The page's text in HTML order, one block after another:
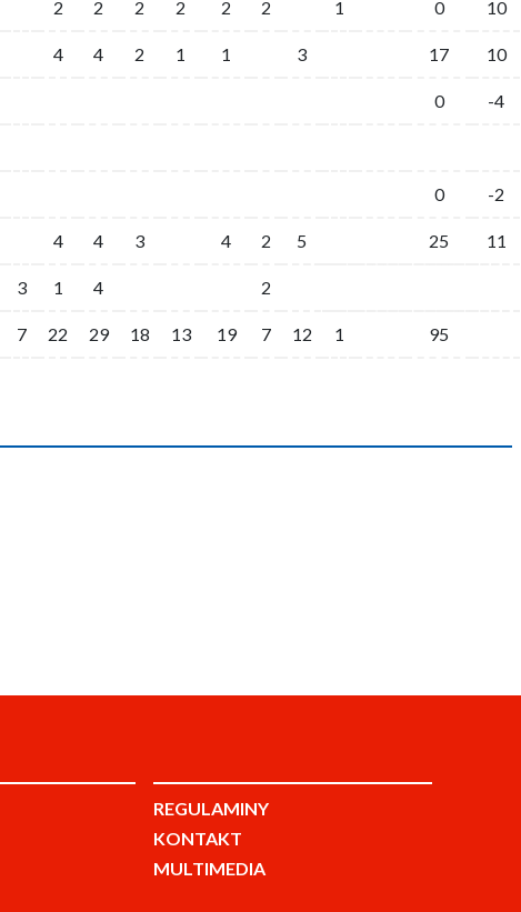
2 2 2 2 2 2 1 0 10
4 4 2 1 1 3 17 10
0 -4
0 -2
4 4 3 4 2 5 25 11
3 1 4 2
7 22 29 18 13 19 7 12 1 95
REGULAMINY
KONTAKT
MULTIMEDIA